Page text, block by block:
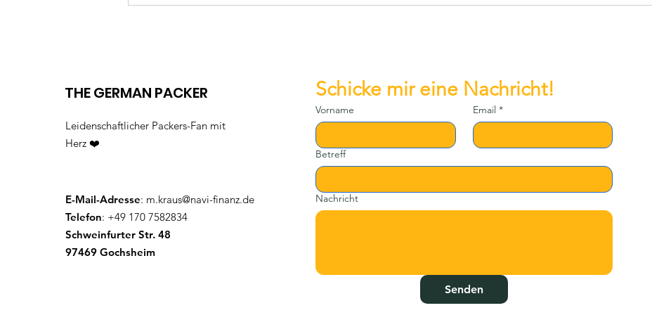
Viel
THE GERMAN PACKER
Leidenschaftlicher Packers-Fan mit
Herz ❤️
E-Mail-Adresse: m.kraus@navi-finanz.de
Telefon: +49 170 7582834
Schweinfurter Str. 48
97469 Gochsheim
Schicke mir eine Nachricht!
Vorname Email *
Betreff
Nachricht
Senden